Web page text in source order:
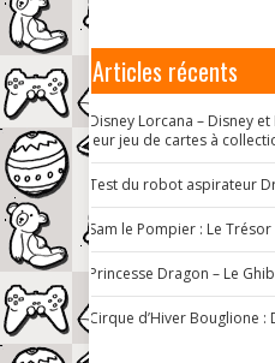
Articles récents
Disney Lorcana – Disney
leur jeu de cartes à
Test du robot aspirateur
Sam le Pompier : Le
Princesse Dragon – Le
Cirque d’Hiver Bouglione :